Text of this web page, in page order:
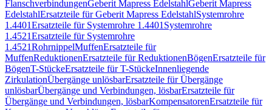
FlanschverbindungenGeberit Mapress EdelstahlGeberit Mapress
EdelstahlErsatzteile für Geberit Mapress EdelstahlSystemrohre
1.4401Ersatzteile für Systemrohre 1.4401 Systemrohre
1.4521Ersatzteile für Systemrohre
1.4521RohrnippelMuffenErsatzteile für
MuffenReduktionenErsatzteile für ReduktionenBögenErsatzteile für
BögenT-StückeErsatzteile für T-StückeInnenliegende
ZirkulationÜbergänge unlösbarErsatzteile für Übergänge
unlösbarÜbergänge und Verbindungen, lösbarErsatzteile für
Übergänge und Verbindungen, lösbarKompensatorenErsatzteile für